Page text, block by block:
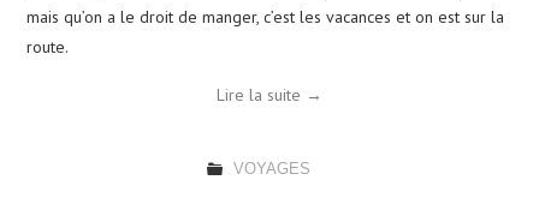
mais qu’on a le droit de manger, c’est les vacances et on est sur la
route.
Lire la suite →
VOYAGES